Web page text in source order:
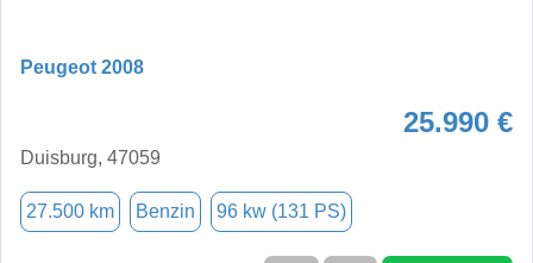
Peugeot 2008
25.990 €
Duisburg, 47059
27.500 km Benzin 96 kw (131 PS)